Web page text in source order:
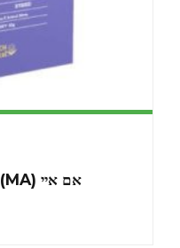
אם איי (MA) – היבריד T22/C4